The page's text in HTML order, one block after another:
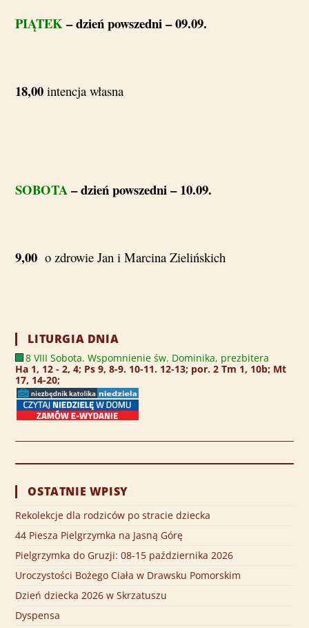
PIĄTEK– dzień powszedni – 09.09.
18,00 intencja własna
SOBOTA– dzień powszedni – 10.09.
9,00 o zdrowie Jan i Marcina Zielińskich
LITURGIA DNIA
8 VIII Sobota. Wspomnienie św. Dominika, prezbitera
Ha 1, 12 - 2, 4; Ps 9, 8-9. 10-11. 12-13; por. 2 Tm 1, 10b; Mt
17, 14-20;
OSTATNIE WPISY
Rekolekcje dla rodziców po stracie dziecka
44 Piesza Pielgrzymka na Jasną Górę
Pielgrzymka do Gruzji: 08-15 października 2026
Uroczystości Bożego Ciała w Drawsku Pomorskim
Dzień dziecka 2026 w Skrzatuszu
Dyspensa